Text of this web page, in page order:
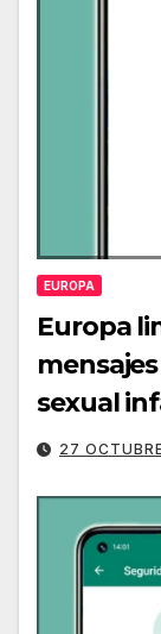
EUROPA
Europa
sexual
27